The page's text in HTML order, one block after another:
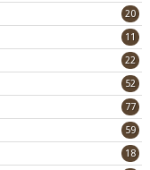
20
11
22
52
77
59
18